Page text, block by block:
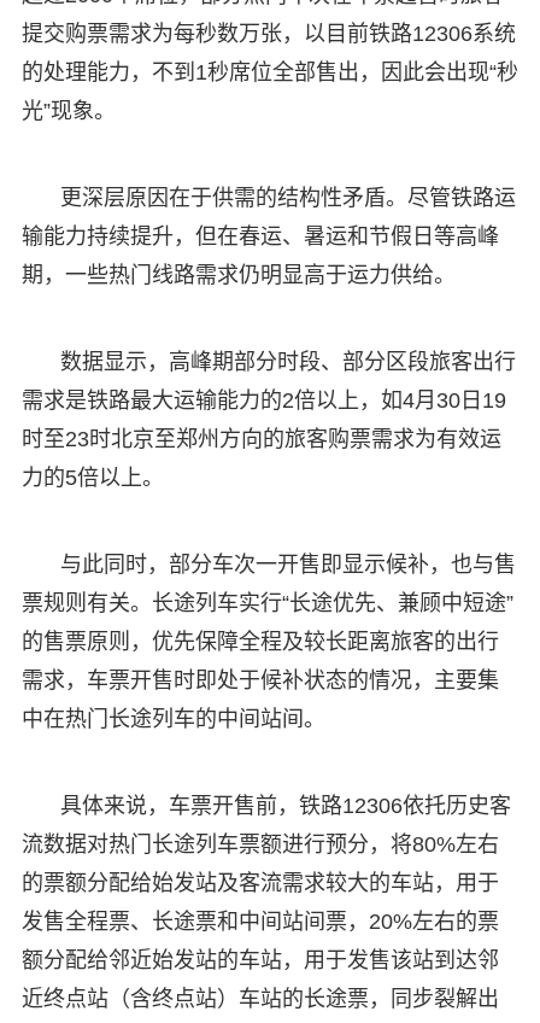
提交购票需求为每秒数万张，以目前铁路12306系统
的处理能力，不到1秒席位全部售出，因此会出现“秒
光”现象。
更深层原因在于供需的结构性矛盾。尽管铁路运
输能力持续提升，但在春运、暑运和节假日等高峰
期，一些热门线路需求仍明显高于运力供给。
数据显示，高峰期部分时段、部分区段旅客出行
需求是铁路最大运输能力的2倍以上，如4月30日19
时至23时北京至郑州方向的旅客购票需求为有效运
力的5倍以上。
与此同时，部分车次一开售即显示候补，也与售
票规则有关。长途列车实行“长途优先、兼顾中短途”
的售票原则，优先保障全程及较长距离旅客的出行
需求，车票开售时即处于候补状态的情况，主要集
中在热门长途列车的中间站间。
具体来说，车票开售前，铁路12306依托历史客
流数据对热门长途列车票额进行预分，将80%左右
的票额分配给始发站及客流需求较大的车站，用于
发售全程票、长途票和中间站间票，20%左右的票
额分配给邻近始发站的车站，用于发售该站到达邻
近终点站（含终点站）车站的长途票，同步裂解出